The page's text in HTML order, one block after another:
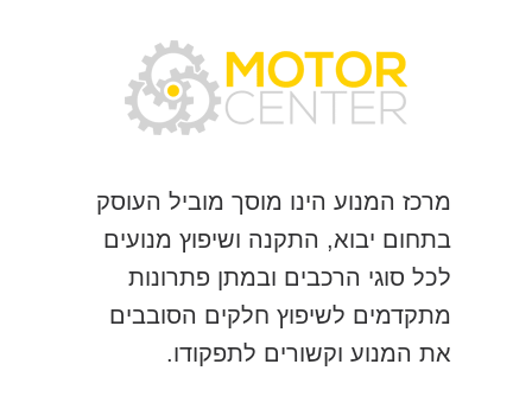
מרכז המנוע הינו מוסך מוביל העוסק
בתחום יבוא, התקנה ושיפוץ מנועים
לכל סוגי הרכבים ובמתן פתרונות
מתקדמים לשיפוץ חלקים הסובבים
את המנוע וקשורים לתפקודו.